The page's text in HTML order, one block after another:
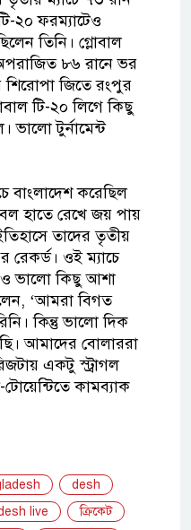
২০ ফরম্যাটেও
তিনি। গ্লোবাল
৮৬ রানে ভর
শিরোপা জিতে রংপুর
টি-২০ লিগে কিছু
ভালো টুর্নামেন্ট
বাংলাদেশ করেছিল
হাতে রেখে জয় পায়
তাদের তৃতীয়
রেকর্ড। ওই ম্যাচে
ভালো কিছু আশা
‘আমরা বিগত
কিন্তু ভালো দিক
আমাদের বোলাররা
একটু স্ট্রাগল
কামব্যাক
desh
live
ক্রিকেট